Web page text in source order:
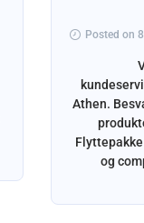
Posted on
Athen.
og